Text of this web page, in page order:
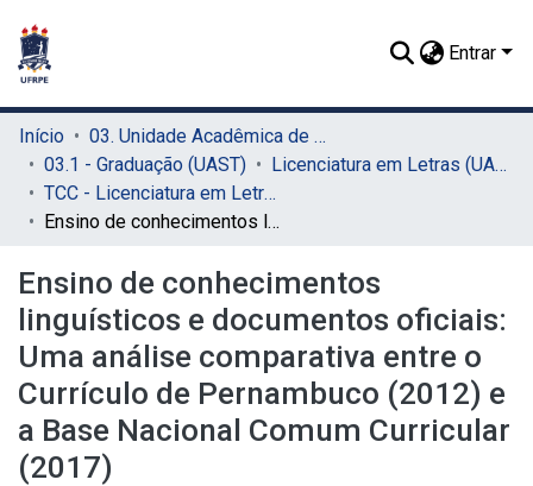
Entrar
Início
03. Unidade Acadêmica de Serra Talhada (UAST)
03.1 - Graduação (UAST)
Licenciatura em Letras (UAST)
TCC - Licenciatura em Letras (UAST)
Ensino de conhecimentos linguísticos e documentos oficiais: Uma análise comparativa entre o Currículo de Pernambuco (2012) e a Base Nacional Comum Curricular (2017)
Ensino de conhecimentos
linguísticos e documentos oficiais:
Uma análise comparativa entre o
Currículo de Pernambuco (2012) e
a Base Nacional Comum Curricular
(2017)